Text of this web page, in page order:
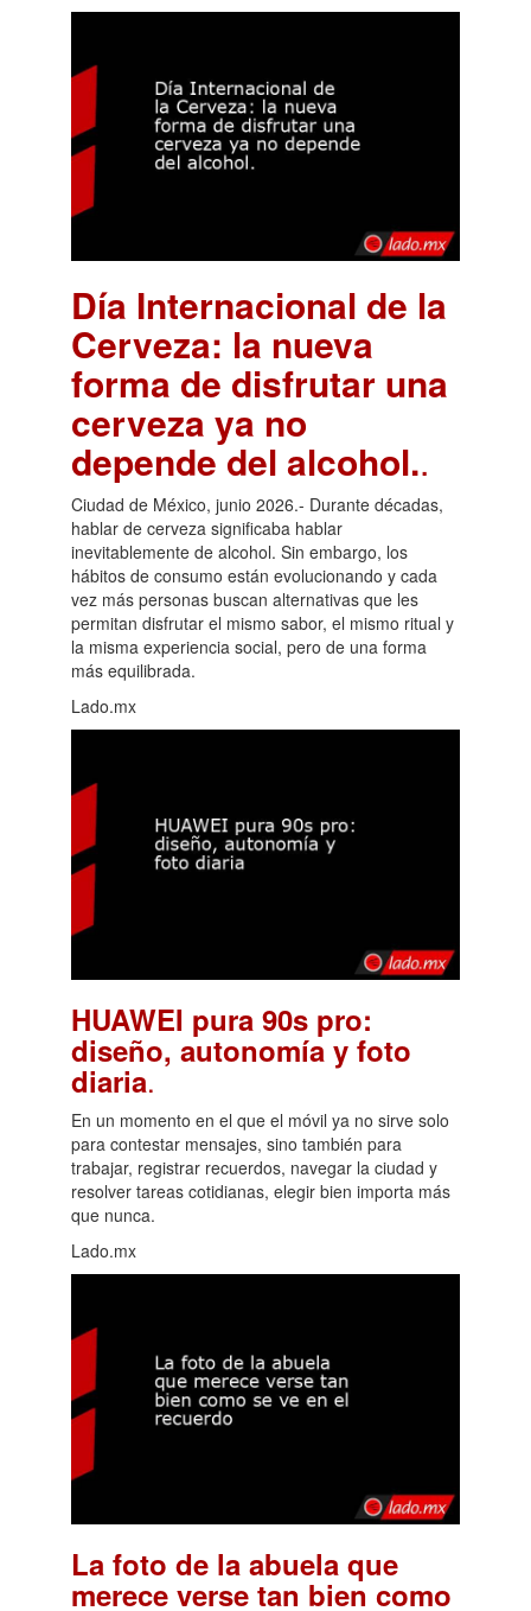
Día Internacional de la
Cerveza: la nueva
forma de disfrutar una
cerveza ya no
depende del alcohol..
Ciudad de México, junio 2026.- Durante décadas,
hablar de cerveza significaba hablar
inevitablemente de alcohol. Sin embargo, los
hábitos de consumo están evolucionando y cada
vez más personas buscan alternativas que les
permitan disfrutar el mismo sabor, el mismo ritual y
la misma experiencia social, pero de una forma
más equilibrada.
Lado.mx
HUAWEI pura 90s pro:
diseño, autonomía y foto
diaria.
En un momento en el que el móvil ya no sirve solo
para contestar mensajes, sino también para
trabajar, registrar recuerdos, navegar la ciudad y
resolver tareas cotidianas, elegir bien importa más
que nunca.
Lado.mx
La foto de la abuela que
merece verse tan bien como